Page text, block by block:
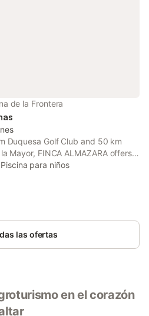
de la Frontera
Duquesa Golf Club and 50 km
Mayor, FINCA ALMAZARA offers
Piscina para niños
las ofertas
en el corazón